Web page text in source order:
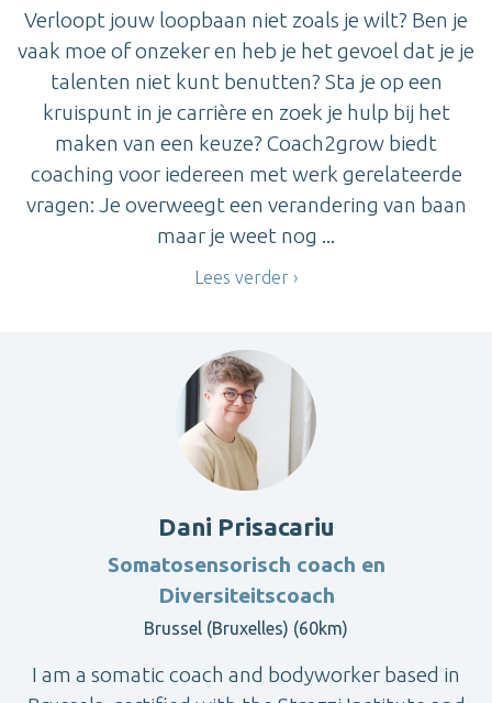
Verloopt jouw loopbaan niet zoals je wilt? Ben je
vaak moe of onzeker en heb je het gevoel dat je je
talenten niet kunt benutten? Sta je op een
kruispunt in je carrière en zoek je hulp bij het
maken van een keuze? Coach2grow biedt
coaching voor iedereen met werk gerelateerde
vragen: Je overweegt een verandering van baan
maar je weet nog ...
Lees verder
Dani Prisacariu
Somatosensorisch coach en
Diversiteitscoach
Brussel (Bruxelles) (60km)
I am a somatic coach and bodyworker based in